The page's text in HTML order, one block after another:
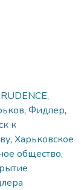
,
, Фидлер,
к
, Харьковское
общество,